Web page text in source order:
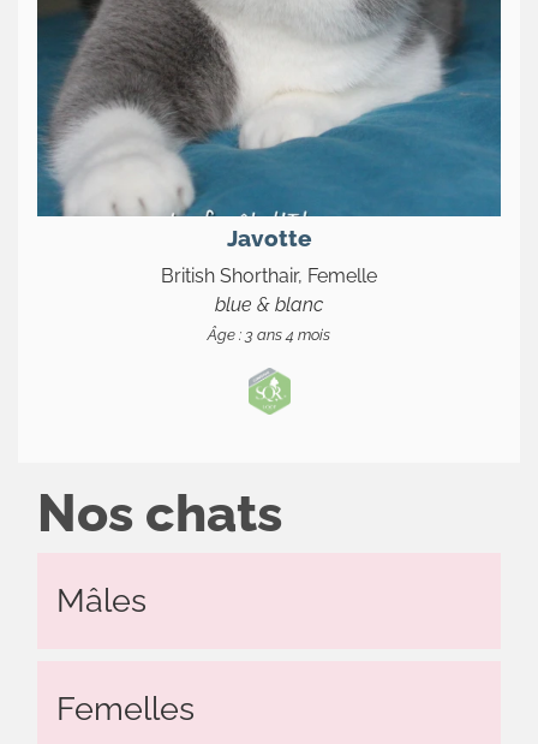
Actualités
chat
sa
majesté
Contact
Javotte
British Shorthair, Femelle
blue & blanc
Âge : 3 ans 4 mois
Nos chats
Mâles
Femelles